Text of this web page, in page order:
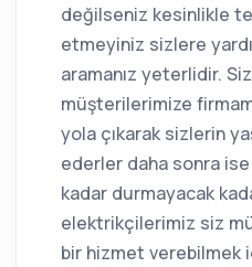
değilseniz kesinlikle
etmeyiniz sizlere
aramanız yeterlidir.
müşterilerimize
yola çıkarak sizlerin
ederler daha sonra
kadar durmayacak
elektrikçilerimiz siz
bir hizmet verebilmek